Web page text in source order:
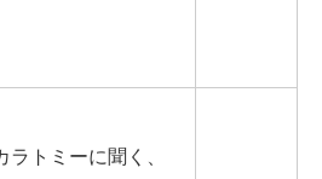
トミーに聞く、